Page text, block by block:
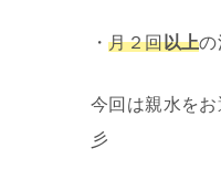
・月２回以上の
今回は親水を
彡